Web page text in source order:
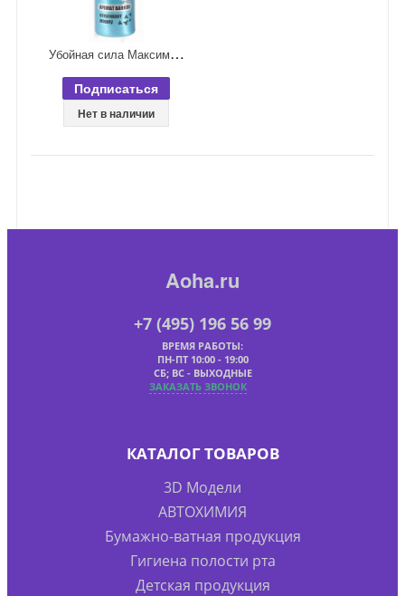
У
бойная сила Максимум 5 в 1 Аэрозоль от комаров, клещей, мошек, слепней, блох с ароматом ванили 150 мл
Подписаться
Нет в наличии
Aoha.ru
+7 (495) 196 56 99
ВРЕМЯ РАБОТЫ:
ПН-ПТ 10:00 - 19:00
СБ; ВС - ВЫХОДНЫЕ
ЗАКАЗАТЬ ЗВОНОК
КАТАЛОГ ТОВАРОВ
3D Модели
АВТОХИМИЯ
Бумажно-ватная продукция
Гигиена полости рта
Детская продукция